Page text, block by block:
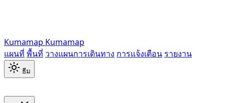
Kumamap Kumamap
แผนที่ พื้นที่ วางแผนการเดินทาง การแจ้งเตือน รายงาน
ธีม